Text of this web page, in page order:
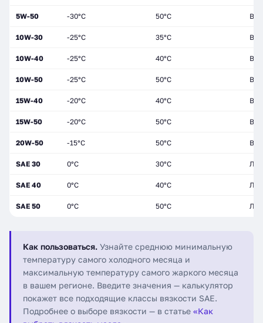
5W-50 -30°C 50°C
10W-30 -25°C 35°C
10W-40 -25°C 40°C
10W-50 -25°C 50°C
15W-40 -20°C 40°C
15W-50 -20°C 50°C
20W-50 -15°C 50°C
SAE 30 0°C 30°C
SAE 40 0°C 40°C
SAE 50 0°C 50°C
Как пользоваться. Узнайте среднюю минимальную
температуру самого холодного месяца и
максимальную температуру самого жаркого месяца
в вашем регионе. Введите значения — калькулятор
покажет все подходящие классы вязкости SAE.
Подробнее о выборе вязкости — в статье «Как